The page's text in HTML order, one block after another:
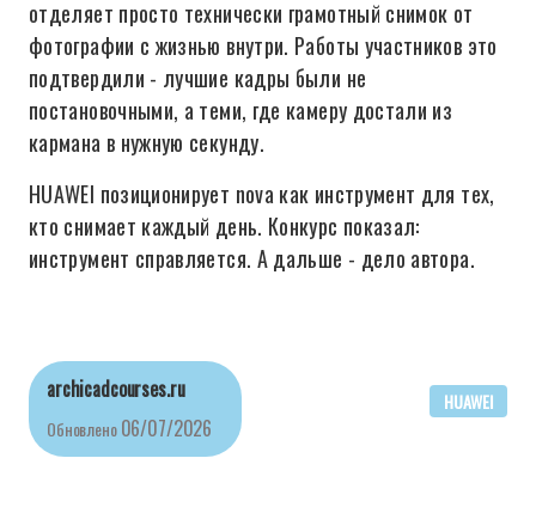
отделяет просто технически грамотный снимок от
фотографии с жизнью внутри. Работы участников это
подтвердили - лучшие кадры были не
постановочными, а теми, где камеру достали из
кармана в нужную секунду.
HUAWEI позиционирует nova как инструмент для тех,
кто снимает каждый день. Конкурс показал:
инструмент справляется. А дальше - дело автора.
archicadcourses.ru
Обновлено 06/07/2026
HUAWEI